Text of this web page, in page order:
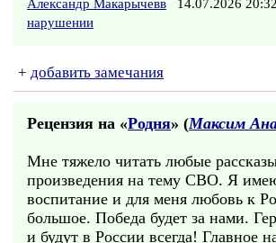
Александр Макарычевв 14.07.2026
нарушении
+ добавить замечания
Рецензия на «Родня» (Максим
Мне тяжело читать любые
произведения на тему СВО. Я
воспитание и для меня любовь к
большое. Победа будет за нами.
и будут в России всегда! Главное